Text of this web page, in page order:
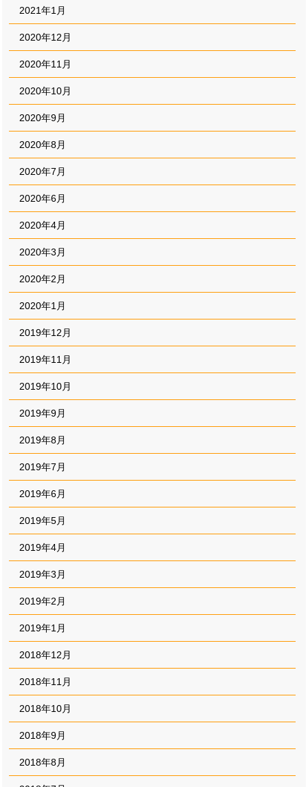
2021年1月
2020年12月
2020年11月
2020年10月
2020年9月
2020年8月
2020年7月
2020年6月
2020年4月
2020年3月
2020年2月
2020年1月
2019年12月
2019年11月
2019年10月
2019年9月
2019年8月
2019年7月
2019年6月
2019年5月
2019年4月
2019年3月
2019年2月
2019年1月
2018年12月
2018年11月
2018年10月
2018年9月
2018年8月